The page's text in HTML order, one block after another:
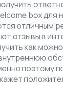
box для
отличным
отзывы в
как
поэтому